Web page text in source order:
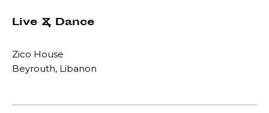
Live & Dance
Zico House
Beyrouth, Libanon